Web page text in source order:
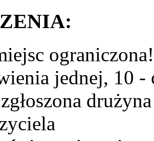
jednej, 10 -